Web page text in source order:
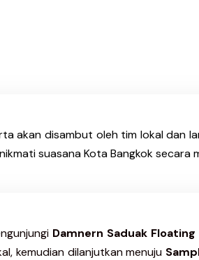
akan disambut oleh tim lokal dan
suasana Kota Bangkok secara
Damnern Saduak
kemudian dilanjutkan menuju